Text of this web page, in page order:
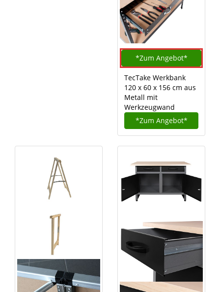
*Zum Angebot*
TecTake Werkbank
120 x 60 x 156 cm aus
Metall mit
Werkzeugwand
*Zum Angebot*